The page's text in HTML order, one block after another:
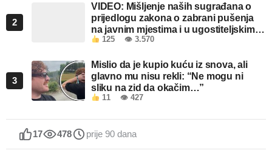
2
VIDEO: Mišljenje naših sugrađana o
prijedlogu zakona o zabrani pušenja
na javnim mjestima i u ugostiteljskim
objektima u FBiH
125 👁 3.570
3
Mislio da je kupio kuću iz snova, ali
glavno mu nisu rekli: “Ne mogu ni
sliku na zid da okačim…”
11 👁 427
17 478 prije 90 dana